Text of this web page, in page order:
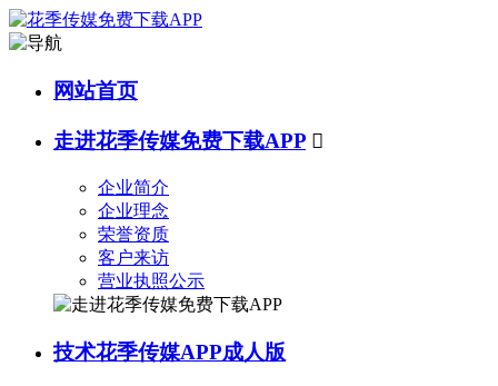
网站首页
走进花季传媒免费下载APP 
企业简介
企业理念
荣誉资质
客户来访
营业执照公示
技术花季传媒APP成人版